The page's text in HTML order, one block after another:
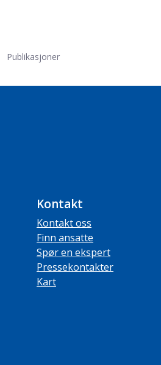
Publikasjoner
Kontakt
Kontakt oss
Finn ansatte
Spør en ekspert
Pressekontakter
Kart